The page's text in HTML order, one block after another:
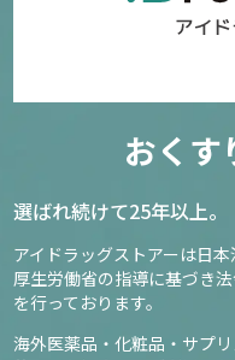
おくす
選ばれ続けて25年以上。
アイドラッグストアーは日
厚生労働省の指導に基づき法
を行っております。
海外医薬品・化粧品・サプリ